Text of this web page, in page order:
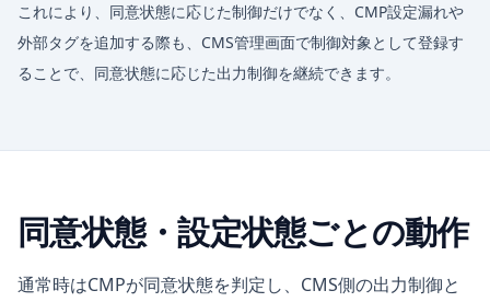
これにより、同意状態に応じた制御だけでなく、CMP設定漏れや
外部タグを追加する際も、CMS管理画面で制御対象として登録す
ることで、同意状態に応じた出力制御を継続できます。
同意状態・設定状態ごとの動作
通常時はCMPが同意状態を判定し、CMS側の出力制御と